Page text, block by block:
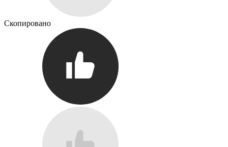
Скопировано